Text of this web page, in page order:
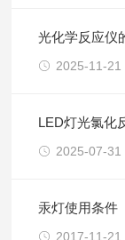
光化学反应仪
2025-11-21
LED灯光氯化
2025-07-31
汞灯使用条件
2017-11-21